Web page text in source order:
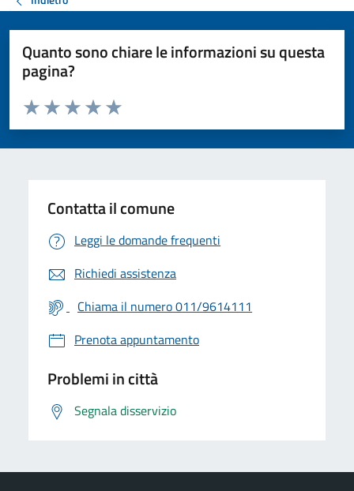
Quanto sono chiare le informazioni su questa
pagina?
Valuta da 1 a 5 stelle la pagina
Valuta 5 stelle su 5
Valuta 4 stelle su 5
Valuta 3 stelle su 5
Valuta 2 stelle su 5
Valuta 1 stelle su 5
Contatta il comune
Leggi le domande frequenti
Richiedi assistenza
Chiama il numero 011/9614111
Prenota appuntamento
Problemi in città
Segnala disservizio